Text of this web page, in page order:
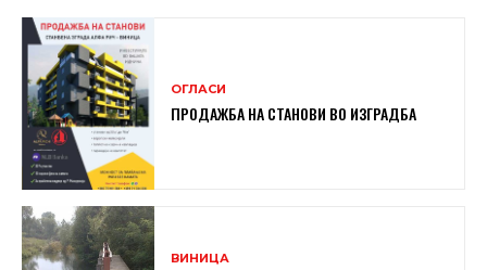
ОГЛАСИ
ПРОДАЖБА НА СТАНОВИ ВО ИЗГРАДБА
ВИНИЦА